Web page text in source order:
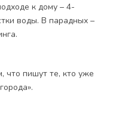
к дому – 4-
воды. В парадных –
что пишут те, кто уже